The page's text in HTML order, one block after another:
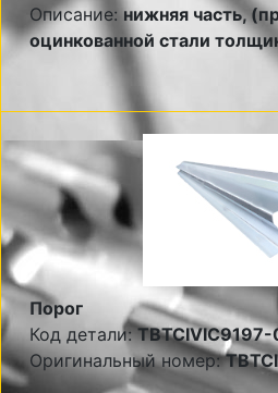
Описание: нижняя часть,
оцинкованной стали
Порог
Код детали:
Оригинальный номер: